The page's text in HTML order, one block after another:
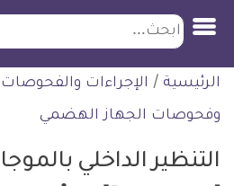
التخطي
للمحتوى
ابحث
الرئيسية / الإجراءات
وفحوصات الجهاز الهضمي
التنظير الداخلي